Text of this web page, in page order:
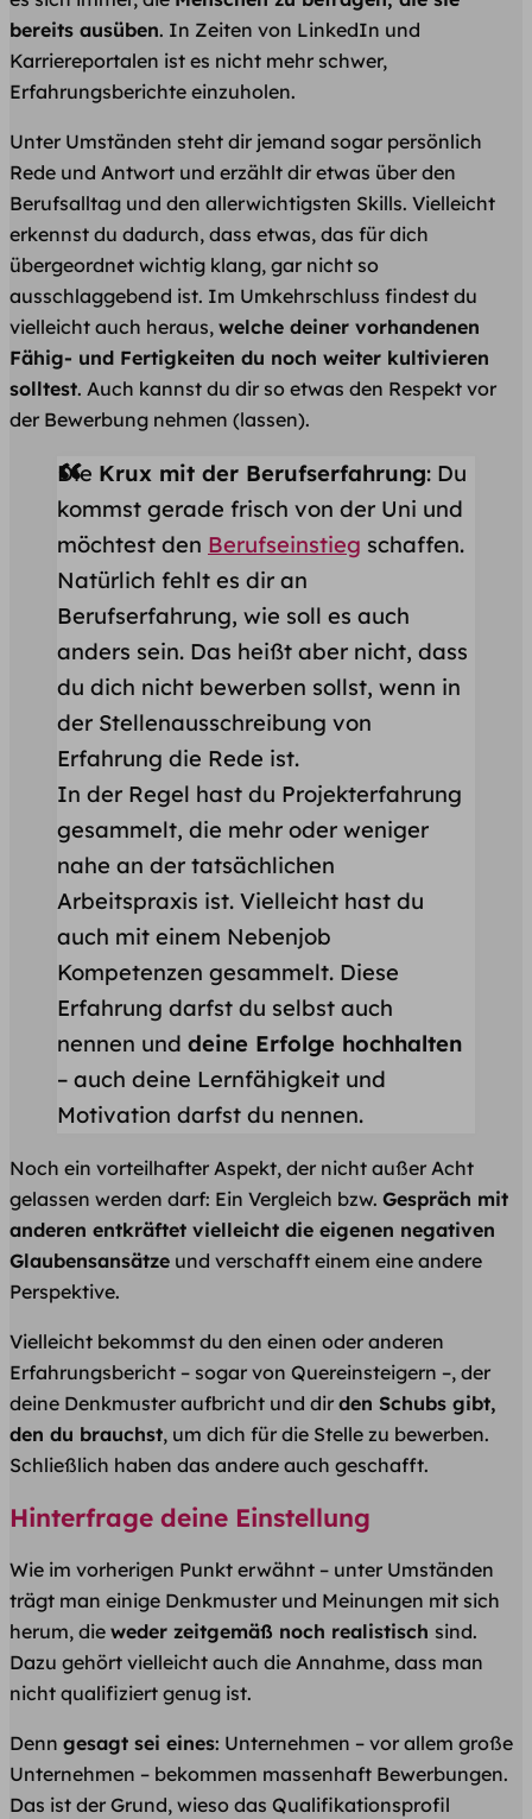
bereits ausüben. In Zeiten von LinkedIn und
Karriereportalen ist es nicht mehr schwer,
Erfahrungsberichte einzuholen.
Unter Umständen steht dir jemand sogar persönlich
Rede und Antwort und erzählt dir etwas über den
Berufsalltag und den allerwichtigsten Skills. Vielleicht
erkennst du dadurch, dass etwas, das für dich
übergeordnet wichtig klang, gar nicht so
ausschlaggebend ist. Im Umkehrschluss findest du
vielleicht auch heraus, welche deiner vorhandenen
Fähig- und Fertigkeiten du noch weiter kultivieren
solltest. Auch kannst du dir so etwas den Respekt vor
der Bewerbung nehmen (lassen).
Die Krux mit der Berufserfahrung: Du
kommst gerade frisch von der Uni und
möchtest den Berufseinstieg schaffen.
Natürlich fehlt es dir an
Berufserfahrung, wie soll es auch
anders sein. Das heißt aber nicht, dass
du dich nicht bewerben sollst, wenn in
der Stellenausschreibung von
Erfahrung die Rede ist.
In der Regel hast du Projekterfahrung
gesammelt, die mehr oder weniger
nahe an der tatsächlichen
Arbeitspraxis ist. Vielleicht hast du
auch mit einem Nebenjob
Kompetenzen gesammelt. Diese
Erfahrung darfst du selbst auch
nennen und deine Erfolge hochhalten
– auch deine Lernfähigkeit und
Motivation darfst du nennen.
Noch ein vorteilhafter Aspekt, der nicht außer Acht
gelassen werden darf: Ein Vergleich bzw. Gespräch mit
anderen entkräftet vielleicht die eigenen negativen
Glaubensansätze und verschafft einem eine andere
Perspektive.
Vielleicht bekommst du den einen oder anderen
Erfahrungsbericht – sogar von Quereinsteigern –, der
deine Denkmuster aufbricht und dir den Schubs gibt,
den du brauchst, um dich für die Stelle zu bewerben.
Schließlich haben das andere auch geschafft.
Hinterfrage deine Einstellung
Wie im vorherigen Punkt erwähnt – unter Umständen
trägt man einige Denkmuster und Meinungen mit sich
herum, die weder zeitgemäß noch realistisch sind.
Dazu gehört vielleicht auch die Annahme, dass man
nicht qualifiziert genug ist.
Denn gesagt sei eines: Unternehmen – vor allem große
Unternehmen – bekommen massenhaft Bewerbungen.
Das ist der Grund, wieso das Qualifikationsprofil